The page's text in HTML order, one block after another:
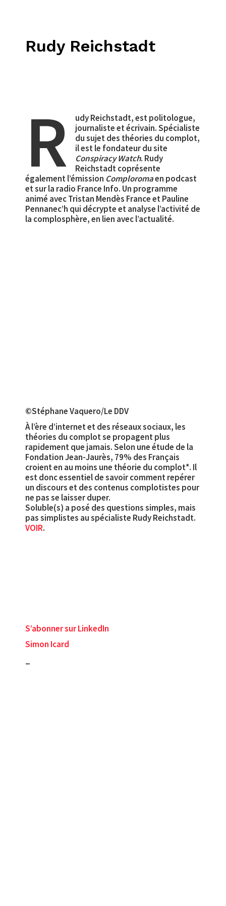
Rudy Reichstadt
R
udy Reichstadt, est politologue,
journaliste et écrivain. Spécialiste
du sujet des théories du complot,
il est le fondateur du site
Conspiracy Watch. Rudy
Reichstadt coprésente
également l’émission Comploromaen podcast
et sur la radio France Info. Un programme
animé avec Tristan Mendès France et Pauline
Pennanec’h qui décrypte et analyse l’activité de
la complosphère, en lien avec l’actualité.
©Stéphane Vaquero/Le DDV
À l’ère d’internet et des réseaux sociaux, les
théories du complot se propagent plus
rapidement que jamais. Selon une étude de la
Fondation Jean-Jaurès, 79% des Français
croient en au moins une théorie du complot*. Il
est donc essentiel de savoir comment repérer
un discours et des contenus complotistes pour
ne pas se laisser duper.
Soluble(s) a posé des questions simples, mais
pas simplistes au spécialiste Rudy Reichstadt.
VOIR.
S’abonner sur LinkedIn
Simon Icard